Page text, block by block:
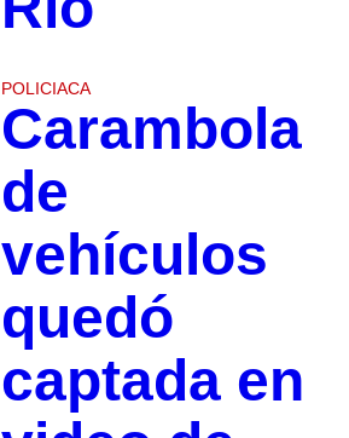
POLICIACA
Carambola
de
vehículos
quedó
captada en